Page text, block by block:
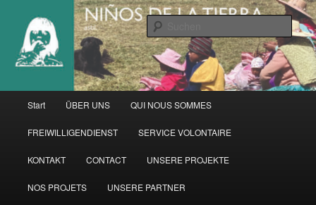
primären
Inhalt
springen
Start ÜBER UNS QUI NOUS SOMMES
FREIWILLIGENDIENST SERVICE VOLONTAIRE
KONTAKT CONTACT UNSERE PROJEKTE
NOS PROJETS UNSERE PARTNER